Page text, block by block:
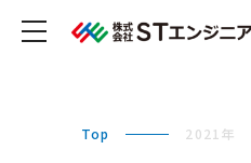
Top 2021年